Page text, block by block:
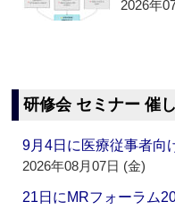
2026年
研修会 セミナー 催
9月4日に医療従事者
2026年08月07日 (金)
21日にMRフォーラム